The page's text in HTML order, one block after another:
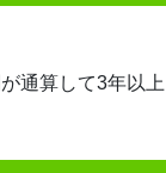
通算して3年以上